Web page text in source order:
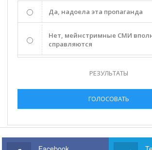
Да, надоела эта пропаганда
Нет, мейнстримные СМИ
справляются
РЕЗУЛЬТАТЫ
ГОЛОСОВАТЬ